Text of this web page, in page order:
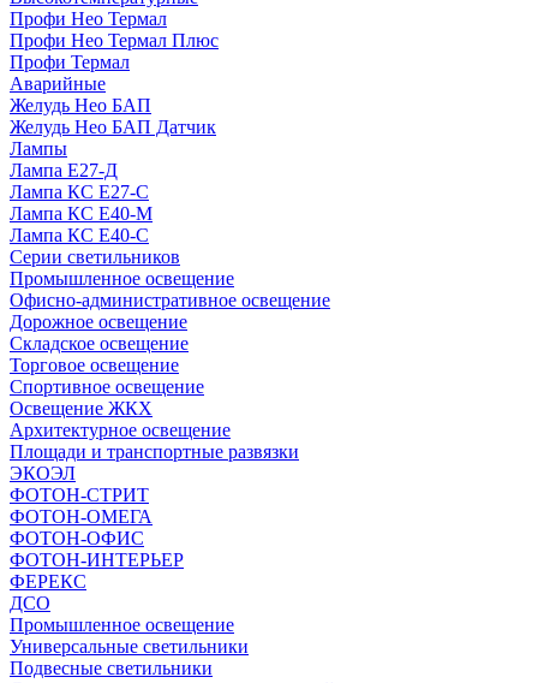
Профи Нео Термал
Профи Нео Термал Плюс
Профи Термал
Аварийные
Желудь Нео БАП
Желудь Нео БАП Датчик
Лампы
Лампа Е27-Д
Лампа КС Е27-С
Лампа КС Е40-М
Лампа КС Е40-С
Серии светильников
Промышленное освещение
Офисно-административное освещение
Дорожное освещение
Складское освещение
Торговое освещение
Спортивное освещение
Освещение ЖКХ
Архитектурное освещение
Площади и транспортные развязки
ЭКОЭЛ
ФОТОН-СТРИТ
ФОТОН-ОМЕГА
ФОТОН-ОФИС
ФОТОН-ИНТЕРЬЕР
ФЕРЕКС
ДСО
Промышленное освещение
Универсальные светильники
Подвесные светильники